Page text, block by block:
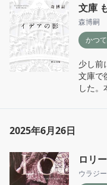
文庫
森博嗣
かつ
少し前
文庫で
した。
2025年6月26日
ロリ
ウラジ